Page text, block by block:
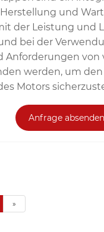
und
der Leistung und
bei der
Anforderungen
werden, um
Motors
Anfrage
»